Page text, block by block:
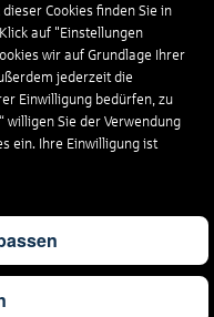
Cookies finden Sie in
auf "Einstellungen
wir auf Grundlage Ihrer
jederzeit die
Einwilligung bedürfen, zu
willigen Sie der Verwendung
ein. Ihre Einwilligung ist